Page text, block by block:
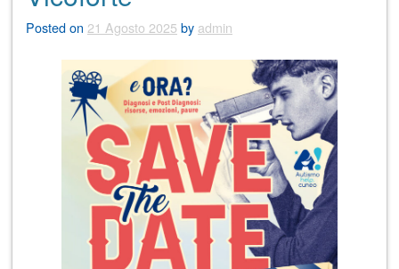
Posted on 21 Agosto 2025 by admin